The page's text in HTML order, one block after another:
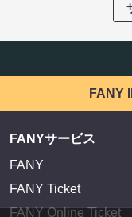
FANY
FANYサービス
FANY
FANY Ticket
FANY Online Ticket